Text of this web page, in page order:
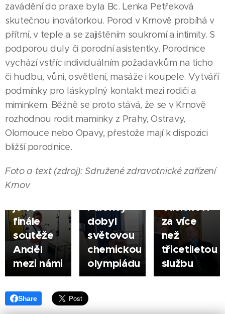
zavádění do praxe byla Bc. Lenka Petřeková
skutečnou inovátorkou. Porod v Krnově probíhá v
přítmí, v teple a se zajištěním soukromí a intimity. S
podporou duly či porodní asistentky. Porodnice
vychází vstříc individuálním požadavkům na ticho
či hudbu, vůni, osvětlení, masáže i koupele. Vytváří
podmínky pro láskyplný kontakt mezi rodiči a
miminkem. Běžně se proto stává, že se v Krnově
rozhodnou rodit maminky z Prahy, Ostravy,
Olomouce nebo Opavy, přestože mají k dispozici
bližší porodnice.
Foto a text (zdroj): Sdružené zdravotnické zařízení
Krnov
07.08.2026
VYŠKOV
| Sestřička
Jarmila
Korčáková
je ve
finále
soutěže
Anděl
mezi námi
05.08.2026
ŠUMPERK
hoch ze
Šumperka
Paloncý
dobyl
světovou
chemickou
olympiádu
03.08.2026
HODONÍN
|Město
poděkovalo
městské
policie
Vašíčkovi
za více
než
třicetiletou
službu
Share